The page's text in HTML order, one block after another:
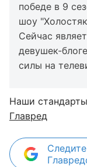
победе в 9
шоу
Сейчас
девушек-
силы на
Наши
Главред